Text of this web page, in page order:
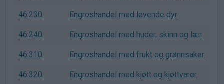
46.230 Engroshandel med levende dyr
46.240 Engroshandel med huder, skinn og lær
46.310 Engroshandel med frukt og grønnsaker
46.320 Engroshandel med kjøtt og kjøttvarer